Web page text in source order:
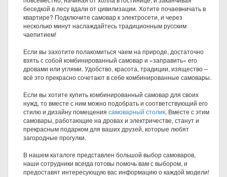
беседкой в лесу вдали от цивилизации. Хотите почаевничать в
квартире? Подключите самовар к электросети, и через
несколько минут наслаждайтесь традиционным русским
чаепитием!
Если вы захотите полакомиться чаем на природе, достаточно
взять с собой комбинированный самовар и «заправить» его
дровами или углями. Удобство, красота, традиции, изящество –
всё это прекрасно сочетают в себе комбинированные самовары.
Если вы хотите купить комбинированный самовар для своих
нужд, то вместе с ним можно подобрать и соответствующий его
стилю и дизайну помещения самоварный столик. Вместе с этим
самовары, работающие на дровах и электричестве, станут и
прекрасным подарком для ваших друзей, которые любят
загородные прогулки.
В нашем каталоге представлен большой выбор самоваров,
наши сотрудники всегда готовы помочь вам с выбором, и
предоставят интересующую вас информацию о каждой модели!